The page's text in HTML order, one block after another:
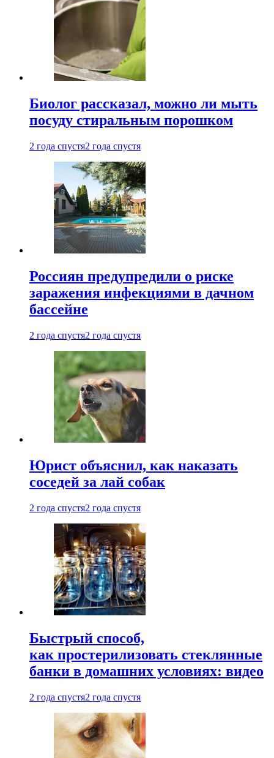
Биолог рассказал, можно ли мыть
посуду стиральным порошком
2 года спустя2 года спустя
Россиян предупредили о риске
заражения инфекциями в дачном
бассейне
2 года спустя2 года спустя
Юрист объяснил, как наказать
соседей за лай собак
2 года спустя2 года спустя
Быстрый способ,
как простерилизовать стеклянные
банки в домашних условиях: видео
2 года спустя2 года спустя